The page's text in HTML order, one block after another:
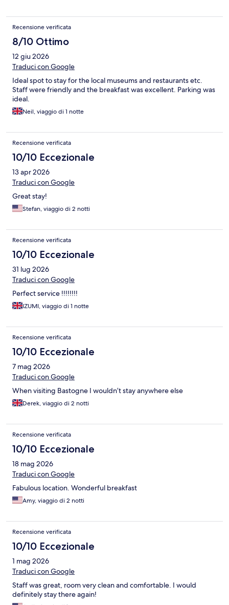
Recensione verificata
8/10 Ottimo
12 giu 2026
Traduci con Google
Ideal spot to stay for the local museums and restaurants etc.
Staff were friendly and the breakfast was excellent. Parking was
ideal.
Neil, viaggio di 1 notte
Recensione verificata
10/10 Eccezionale
13 apr 2026
Traduci con Google
Great stay!
Stefan, viaggio di 2 notti
Recensione verificata
10/10 Eccezionale
31 lug 2026
Traduci con Google
Perfect service !!!!!!!!
IZUMI, viaggio di 1 notte
Recensione verificata
10/10 Eccezionale
7 mag 2026
Traduci con Google
When visiting Bastogne I wouldn’t stay anywhere else
Derek, viaggio di 2 notti
Recensione verificata
10/10 Eccezionale
18 mag 2026
Traduci con Google
Fabulous location. Wonderful breakfast
Amy, viaggio di 2 notti
Recensione verificata
10/10 Eccezionale
1 mag 2026
Traduci con Google
Staff was great, room very clean and comfortable. I would
definitely stay there again!